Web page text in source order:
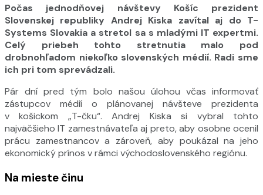
Počas jednodňovej návštevy Košíc prezident
Slovenskej republiky Andrej Kiska zavítal aj do T-
Systems Slovakia a stretol sa s mladými IT expertmi.
Celý priebeh tohto stretnutia malo pod
drobnohľadom niekoľko slovenských médií. Radi sme
ich pri tom sprevádzali.
Pár dní pred tým bolo našou úlohou včas informovať
zástupcov médií o plánovanej návšteve prezidenta
v košickom „T-čku“. Andrej Kiska si vybral tohto
najväčšieho IT zamestnávateľa aj preto, aby osobne ocenil
prácu zamestnancov a zároveň, aby poukázal na jeho
ekonomický prínos v rámci východoslovenského regiónu.
Na mieste činu